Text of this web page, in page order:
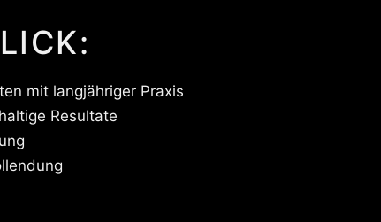
mit langjähriger Praxis
Resultate